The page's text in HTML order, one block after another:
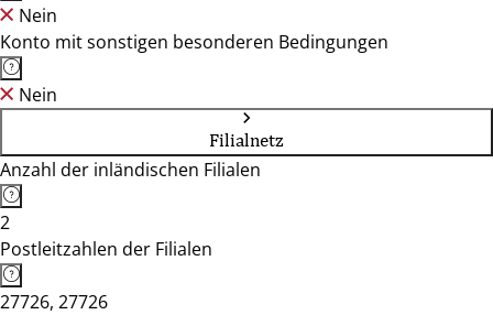
Nein
Konto mit sonstigen besonderen Bedingungen
Nein
Filialnetz
Anzahl der inländischen Filialen
2
Postleitzahlen der Filialen
27726, 27726